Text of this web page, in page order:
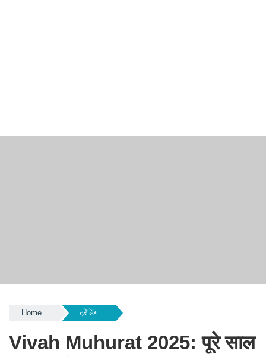
Home ट्रेंडिंग
Vivah Muhurat 2025: पूरे साल